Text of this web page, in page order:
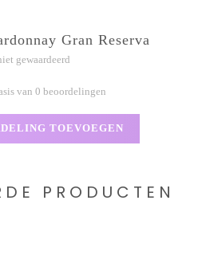
Gran Reserva
gewaardeerd
van 0 beoordelingen
TOEVOEGEN
PRODUCTEN